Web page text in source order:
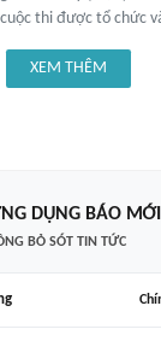
cuộc thi được tổ chức
XEM THÊM
DỤNG BÁO MỚI
BỎ SÓT TIN TỨC